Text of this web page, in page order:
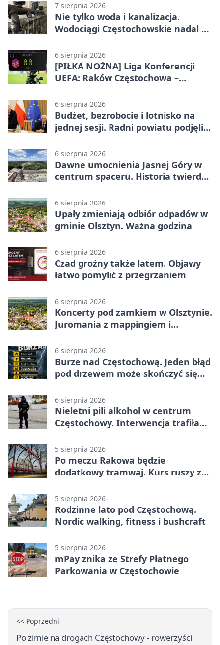
7 sierpnia 2026
Nie tylko woda i kanalizacja.
Wodociągi Częstochowskie nadal w
6 sierpnia 2026
[PIŁKA NOŻNA] Liga Konferencji
UEFA: Raków Częstochowa –
meczu III rundy eliminacji
6 sierpnia 2026
Budżet, bezrobocie i lotnisko na
jednej sesji. Radni powiatu podjęli
6 sierpnia 2026
Dawne umocnienia Jasnej Góry w
centrum spaceru. Historia twierdzy
6 sierpnia 2026
Upały zmieniają odbiór odpadów w
gminie Olsztyn. Ważna godzina
6 sierpnia 2026
Czad groźny także latem. Objawy
łatwo pomylić z przegrzaniem
6 sierpnia 2026
Koncerty pod zamkiem w Olsztynie.
Juromania z mappingiem i
6 sierpnia 2026
Burze nad Częstochową. Jeden błąd
pod drzewem może skończyć się
6 sierpnia 2026
Nieletni pili alkohol w centrum
Częstochowy. Interwencja trafiła
5 sierpnia 2026
Po meczu Rakowa będzie
dodatkowy tramwaj. Kurs ruszy ze
5 sierpnia 2026
Rodzinne lato pod Częstochową.
Nordic walking, fitness i bushcraft
5 sierpnia 2026
mPay znika ze Strefy Płatnego
Parkowania w Częstochowie
<< Poprzedni
Po zimie na drogach Częstochowy - rowerzyści